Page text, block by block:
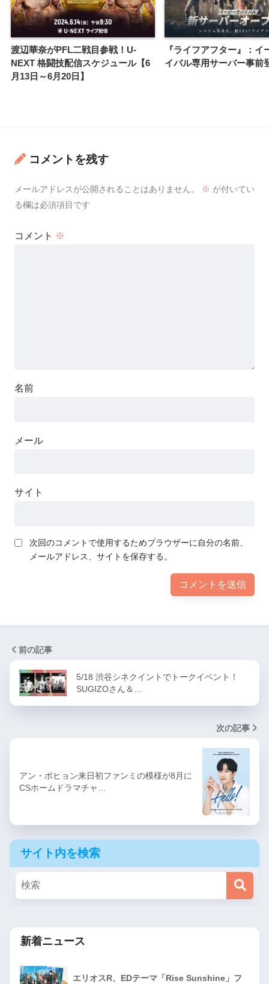
渡辺華奈がPFL二戦目参戦！U-
NEXT 格闘技配信スケジュール【6
月13日～6月20日】
『ライフアフター』：イ
イバル専用サーバー事前
コメントを残す
メールアドレスが公開されることはありません。 ※ が付いてい
る欄は必須項目です
コメント ※
名前
メール
サイト
次回のコメントで使用するためブラウザーに自分の名前、
メールアドレス、サイトを保存する。
前の記事
5/18 渋谷シネクイントでトークイベント！
SUGIZOさん＆…
次の記事
アン・ボヒョン来日初ファンミの模様が8月に
CSホームドラマチャ…
サイト内を検索
新着ニュース
エリオスR、EDテーマ「Rise Sunshine」フ